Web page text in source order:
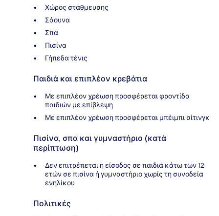
Χώρος στάθμευσης
Σάουνα
Σπα
Πισίνα
Γήπεδα τένις
Παιδιά και επιπλέον κρεβάτια
Με επιπλέον χρέωση προσφέρεται φροντίδα
παιδιών με επίβλεψη
Με επιπλέον χρέωση προσφέρεται μπέιμπι σίτινγκ
Πισίνα, σπα και γυμναστήριο (κατά
περίπτωση)
Δεν επιτρέπεται η είσοδος σε παιδιά κάτω των 12
ετών σε πισίνα ή γυμναστήριο χωρίς τη συνοδεία
ενηλίκου
Πολιτικές